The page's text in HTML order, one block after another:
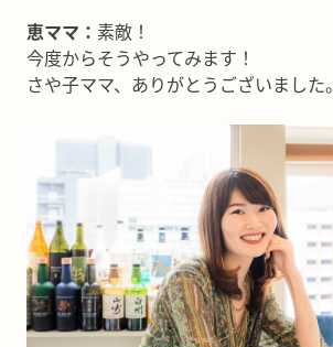
恵ママ： 素敵！
今度からそうやってみます！
さや子ママ、ありがとうございました。